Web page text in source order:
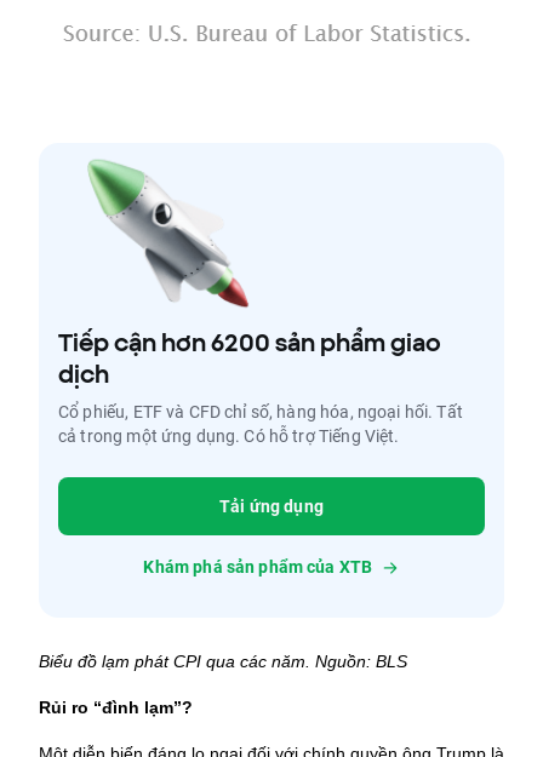
Tiếp cận hơn 6200 sản phẩm giao
dịch
Cổ phiếu, ETF và CFD chỉ số, hàng hóa, ngoại hối. Tất
cả trong một ứng dụng. Có hỗ trợ Tiếng Việt.
Tải ứng dụng
Khám phá sản phẩm của XTB
Biểu đồ lạm phát CPI qua các năm. Nguồn: BLS
Rủi ro “đình lạm”?